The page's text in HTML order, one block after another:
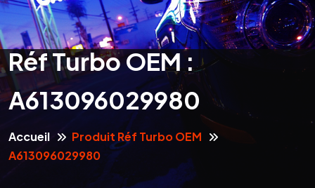
Réf Turbo OEM :
A613096029980
Accueil
Produit Réf Turbo OEM
A613096029980